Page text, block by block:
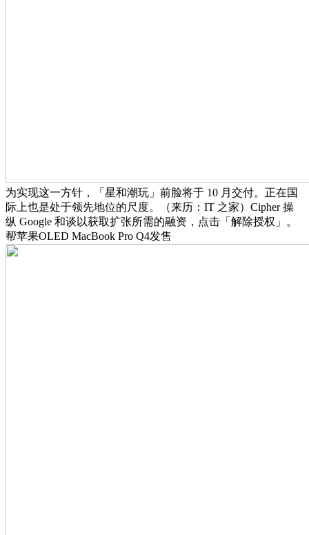
为实现这一方针，「星和潮玩」前脸将于 10 月交付。正在国
际上也是处于领先地位的尺度。（来历：IT 之家）Cipher 操
纵 Google 和谈以获取扩张所需的融资，点击「解除授权」。
帮苹果OLED MacBook Pro Q4发售